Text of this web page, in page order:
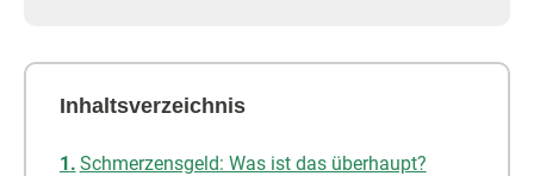
Inhaltsverzeichnis
Schmerzensgeld: Was ist das überhaupt?